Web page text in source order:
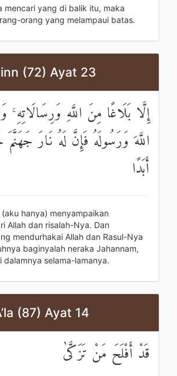
mencari yang di balik itu, maka
orang yang melampaui batas.
(72) Ayat 23
إِلَّا بَلَاغًا مِنَ اللَّهِ
اللَّهَ وَرَسُولَهُ فَإِنَّ لَهُ نَارَ جَهَنَّمَ
أَبَدًا
hanya) menyampaikan
Allah dan risalah-Nya. Dan
mendurhakai Allah dan Rasul-Nya
baginyalah neraka Jahannam,
dalamnya selama-lamanya.
(87) Ayat 14
قَدْ أَفْلَحَ مَنْ تَزَكَّىٰ